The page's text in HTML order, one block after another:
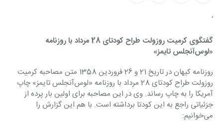
‘
گفتگوی کرمیت روزولت طراح کودتای 28 مرداد با ‏روزنامه
«لوس‌آنجلس تایمز»
روزنامه کیهان در تاریخ 21 و 26 فروردین 1358 متن مصاحبه کرمیت
روزولت طراح کودتای 28 مرداد با ‏روزنامه «لوس‌آنجلس تایمز» چاپ
آمریکا را به چاپ رساند. وی در این مصاحبه برای اولین بار پرده از
‏جزئیاتی راجع به این کودتا برداشته است. با هم این گزارش را
می‌خوانیم:‏